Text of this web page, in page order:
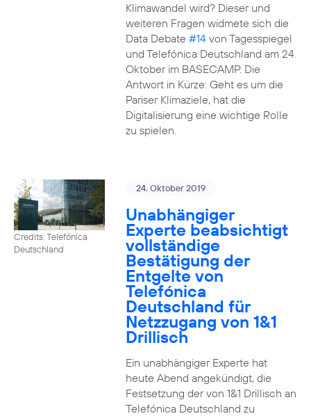
Klimawandel wird? Dieser und
weiteren Fragen widmete sich die
Data Debate #14von Tagesspiegel
und Telefónica Deutschland am 24.
Oktober im BASECAMP. Die
Antwort in Kürze: Geht es um die
Pariser Klimaziele, hat die
Digitalisierung eine wichtige Rolle
zu spielen.
Credits: Telefónica
Deutschland
24. Oktober 2019
Unabhängiger
Experte beabsichtigt
vollständige
Bestätigung der
Entgelte von
Telefónica
Deutschland für
Netzzugang von 1&1
Drillisch
Ein unabhängiger Experte hat
heute Abend angekündigt, die
Festsetzung der von 1&1 Drillisch an
Telefónica Deutschland zu